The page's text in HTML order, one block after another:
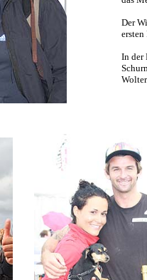
Der
In der